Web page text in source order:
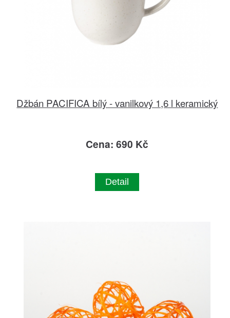
Džbán PACIFICA bílý - vanilkový 1,6 l keramický
Cena: 690 Kč
Detail